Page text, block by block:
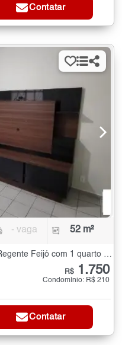
Contatar
- vaga 52 m²
R$ 1.750
Condomínio: R$ 210
Contatar